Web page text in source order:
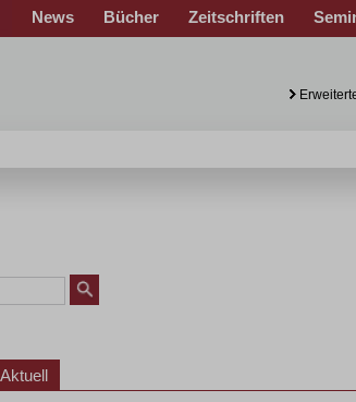
News Bücher Zeitschriften
Aktuell